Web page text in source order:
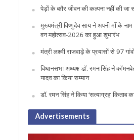
पेड़ों के बग़ैर जीवन की कल्पना नहीं की जा
मुख्यमंत्री विष्णुदेव साय ने अपनी माँ के नाम
वन महोत्सव-2026 का हुआ शुभारंभ
मंत्री लक्ष्मी राजवाड़े के प्रयासों से 97 गांवों
विधानसभा अध्यक्ष डॉ. रमन सिंह ने
यादव का किया सम्मान
डॉ. रमन सिंह ने किया ‘सत्याग्रह‘ किताब
Advertisements